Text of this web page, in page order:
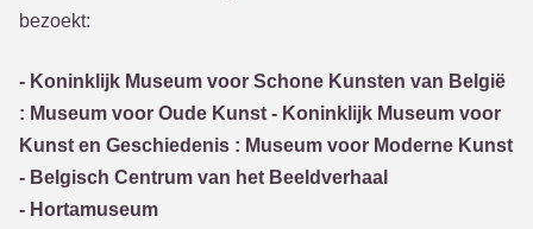
bezoekt:
- Koninklijk Museum voor Schone Kunsten van België
: Museum voor Oude Kunst - Koninklijk Museum voor
Kunst en Geschiedenis : Museum voor Moderne Kunst
- Belgisch Centrum van het Beeldverhaal
- Hortamuseum